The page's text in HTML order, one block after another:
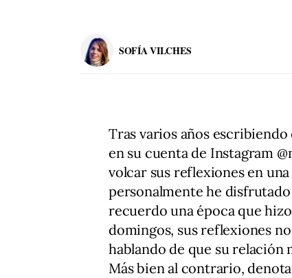
SOFÍA VILCHES
Tras varios años escribiendo
en su cuenta de Instagram
volcar sus reflexiones en
personalmente he
recuerdo una época que
domingos, sus reflexiones
hablando de que su relación
Más bien al contrario,